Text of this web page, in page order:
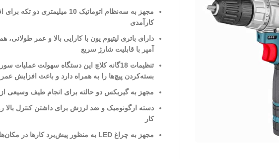
مجهز به سه‌نظام اتوماتیک 10 میلیمتری دو تکه برای افزایش میزان
دارای
آمپر با قابلیت شارژ سریع
تنظیمات 18گانه کلاچ این دستگاه سهولت عملیات سوراخ‌کاری و باز
بسته‌کردن پیچ‌ها را به همراه دارد و باعث افزایش عمر سه‌نظام
مجهز به گیربکس دو حالته برای انجام طیف وسیعی از کارها
دسته ارگونومیک و ضد لرزش برای داشتن کنترل بالا روی دستگاه و
مجهز به چراغ LED به منظور پیش‌برد کارها در مکان‌های تاریک